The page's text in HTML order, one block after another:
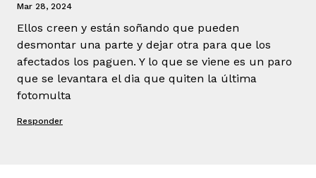
Mar 28, 2024
Ellos creen y están soñando que pueden
desmontar una parte y dejar otra para que los
afectados los paguen. Y lo que se viene es un paro
que se levantara el dia que quiten la última
fotomulta
Responder